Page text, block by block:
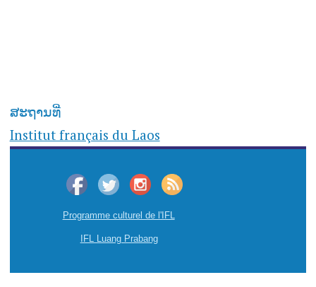
ສະຖານທີ່
Institut français du Laos
Programme culturel de l'IFL
IFL Luang Prabang